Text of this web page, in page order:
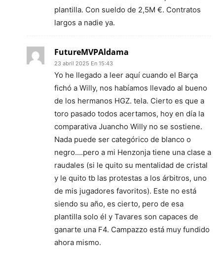
plantilla. Con sueldo de 2,5M €. Contratos
largos a nadie ya.
FutureMVPAldama
23 abril 2025 En 15:43
Yo he llegado a leer aquí cuando el Barça
fichó a Willy, nos habíamos llevado al bueno
de los hermanos HGZ. tela. Cierto es que a
toro pasado todos acertamos, hoy en día la
comparativa Juancho Willy no se sostiene.
Nada puede ser categórico de blanco o
negro….pero a mi Henzonja tiene una clase a
raudales (si le quito su mentalidad de cristal
y le quito tb las protestas a los árbitros, uno
de mis jugadores favoritos). Este no está
siendo su año, es cierto, pero de esa
plantilla solo él y Tavares son capaces de
ganarte una F4. Campazzo está muy fundido
ahora mismo.